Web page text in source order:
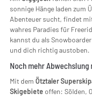
sonnige Hänge laden zum
Abenteuer sucht, findet
wahres Paradies für
kannst du als
und dich richtig austoben.
Noch mehr
Mit dem Ötztaler
Skigebiete offen: Sölden,